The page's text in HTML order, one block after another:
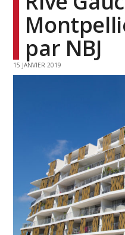
par NBJ
15 JANVIER 2019